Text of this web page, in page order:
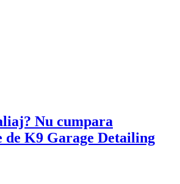
Nu cumpara
de K9 Garage Detailing